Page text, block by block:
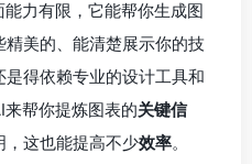
力有限，它能帮你生成图
美的、能清楚展示你的技
得依赖专业的设计工具和
帮你提炼图表的关键信
，这也能提高不少效率。